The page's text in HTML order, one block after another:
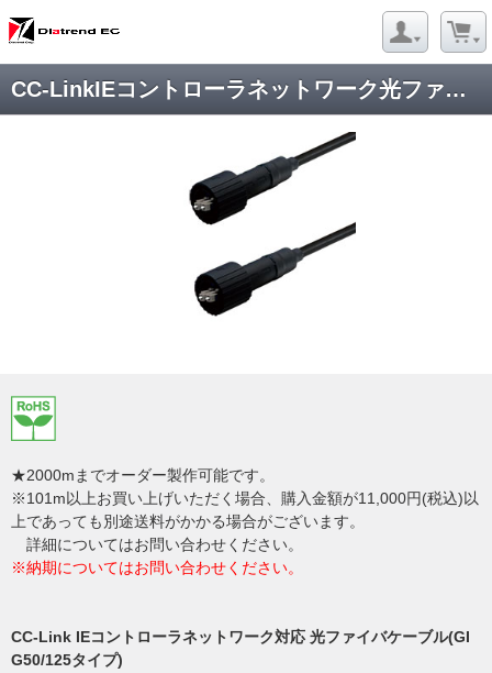
CC-LinkIEコントローラネットワーク光ファイバケーブルDFC-QGWZLCWZLC-FDS21
★2000mまでオーダー製作可能です。
※101m以上お買い上げいただく場合、購入金額が11,000円(税込)以
上であっても別途送料がかかる場合がございます。
詳細についてはお問い合わせください。
※納期についてはお問い合わせください。
CC-Link IEコントローラネットワーク対応 光ファイバケーブル(GI
G50/125タイプ)